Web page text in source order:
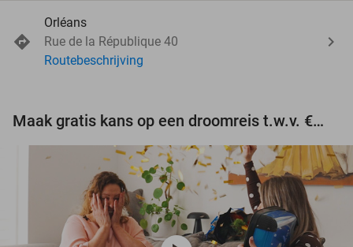
Orléans
Rue de la République 40
Routebeschrijving
Maak gratis kans op een droomreis t.w.v. €3.000!